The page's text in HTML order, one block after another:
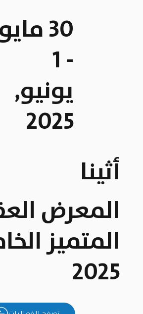
30 مايو
- 1
يونيو,
2025
أثينا
المعرض
المتميز
2025